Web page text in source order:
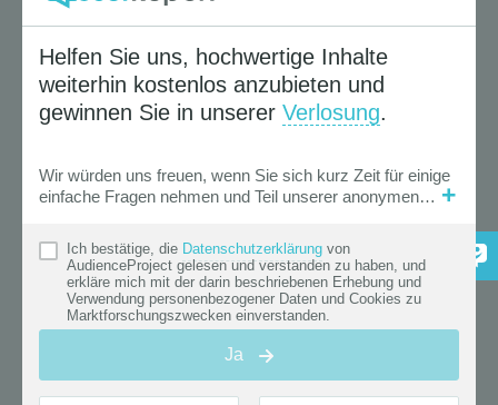
Trotz ganzjährig geöffnetem
Einzelhandel wurden in Österreich im
Jahr 2022 gleichviele Pakete
Jahr, zeigen aktuelle Daten einer
Marktstudie zu KEP-Diensten des ...
« Zurück |Weiter »